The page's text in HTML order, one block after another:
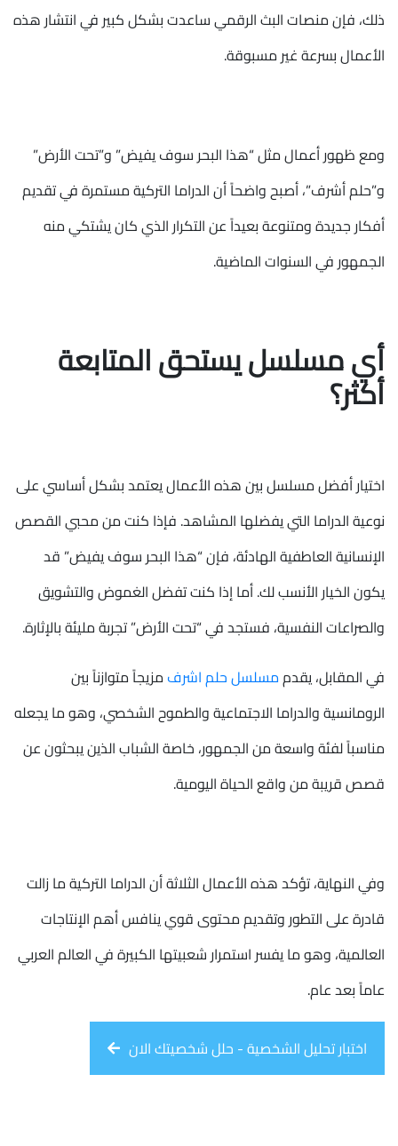
ذلك، فإن منصات البث الرقمي ساعدت بشكل كبير في انتشار هذه
الأعمال بسرعة غير مسبوقة.
ومع ظهور أعمال مثل “هذا البحر سوف يفيض” و”تحت الأرض”
و”حلم أشرف”، أصبح واضحاً أن الدراما التركية مستمرة في تقديم
أفكار جديدة ومتنوعة بعيداً عن التكرار الذي كان يشتكي منه
الجمهور في السنوات الماضية.
أي مسلسل يستحق المتابعة
أكثر؟
اختيار أفضل مسلسل بين هذه الأعمال يعتمد بشكل أساسي على
نوعية الدراما التي يفضلها المشاهد. فإذا كنت من محبي القصص
الإنسانية العاطفية الهادئة، فإن “هذا البحر سوف يفيض” قد
يكون الخيار الأنسب لك. أما إذا كنت تفضل الغموض والتشويق
والصراعات النفسية، فستجد في “تحت الأرض” تجربة مليئة بالإثارة.
في المقابل، يقدممسلسل حلم اشرفمزيجاً متوازناً بين
الرومانسية والدراما الاجتماعية والطموح الشخصي، وهو ما يجعله
مناسباً لفئة واسعة من الجمهور، خاصة الشباب الذين يبحثون عن
قصص قريبة من واقع الحياة اليومية.
وفي النهاية، تؤكد هذه الأعمال الثلاثة أن الدراما التركية ما زالت
قادرة على التطور وتقديم محتوى قوي ينافس أهم الإنتاجات
العالمية، وهو ما يفسر استمرار شعبيتها الكبيرة في العالم العربي
عاماً بعد عام.
اختبار تحليل الشخصية - حلل شخصيتك الان